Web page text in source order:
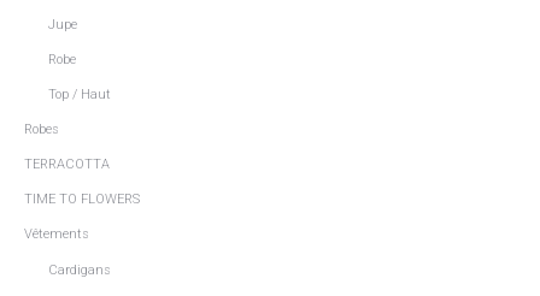
Jupe
Robe
Top / Haut
Robes
TERRACOTTA
TIME TO FLOWERS
Vêtements
Cardigans